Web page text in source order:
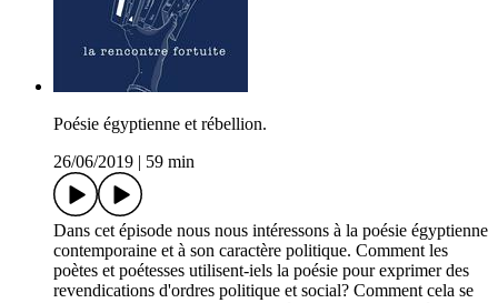
Poésie égyptienne et rébellion.
26/06/2019
59 min
Dans cet épisode nous nous intéressons à la poésie égyptienne
contemporaine et à son caractère politique. Comment les
poètes et poétesses utilisent-iels la poésie pour exprimer des
revendications d'ordres politique et social? Comment cela se